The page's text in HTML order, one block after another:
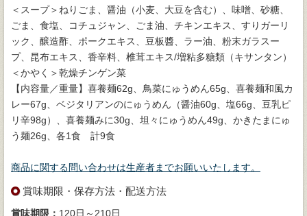
＜スープ＞ねりごま、醤油（小麦、大豆を含む）、味噌、砂糖、
ごま、食塩、コチュジャン、ごま油、チキンエキス、すりガーリ
ック、醸造酢、ポークエキス、豆板醬、ラー油、粉末ガラスー
プ、昆布エキス、香辛料、椎茸エキス/増粘多糖類（キサンタン）
＜かやく＞乾燥チンゲン菜
【内容量／重量】喜養麺62g、鳥菜にゅうめん65g、喜養麺和風カ
レー67g、ベジタリアンのにゅうめん（醤油60g、塩66g、豆乳ピ
リ辛98g）、喜養麺みに30g、坦々にゅうめん49g、かきたまにゅ
う麺26g、各1食 計9食
商品に関する問い合わせは生産者までお願いいたします。
賞味期限・保存方法・配送方法
賞味期限： 120日～210日